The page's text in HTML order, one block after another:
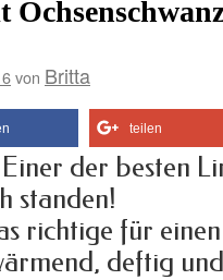
von Britta
teilen
der besten
standen!
richtige für
deftig